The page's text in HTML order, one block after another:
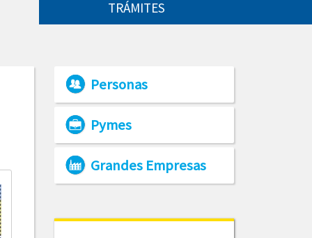
TRÁMITES
Personas
Pymes
Grandes Empresas